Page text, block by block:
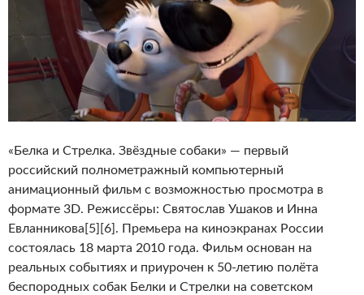
«Белка и Стрелка. Звёздные собаки» — первый
российский полнометражный компьютерный
анимационный фильм с возможностью просмотра в
формате 3D. Режиссёры: Святослав Ушаков и Инна
Евланникова[5][6]. Премьера на киноэкранах России
состоялась 18 марта 2010 года. Фильм основан на
реальных событиях и приурочен к 50-летию полёта
беспородных собак Белки и Стрелки на советском